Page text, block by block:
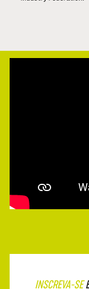
INSCREVA-SE